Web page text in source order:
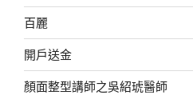
百麗
開戶送金
顏面整型講師之吳紹琥醫師